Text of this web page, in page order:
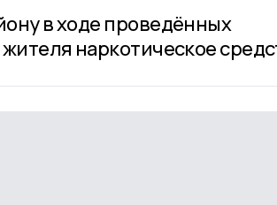
в ходе проведённых
наркотическое